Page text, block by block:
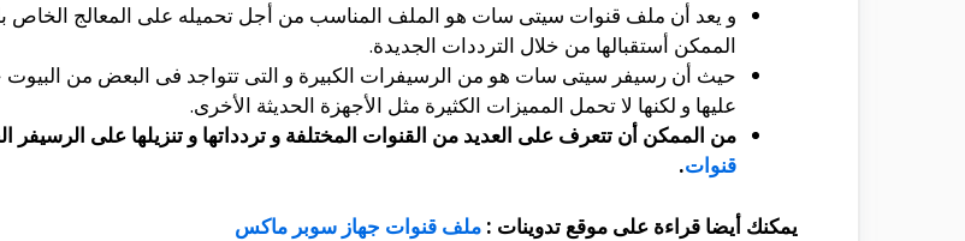
و يعد أن ملف قنوات سيتى سات هو الملف المناسب من أجل تحميله على المعالج الخاص
الممكن أستقبالها من خلال الترددات الجديدة.
حيث أن رسيفر سيتى سات هو من الرسيفرات الكبيرة و التى تتواجد فى البعض من البيوت
عليها و لكنها لا تحمل المميزات الكثيرة مثل الأجهزة الحديثة الأخرى.
من الممكن أن تتعرف على العديد من القنوات المختلفة و تردداتها و تنزيلها على
قنوات.
يمكنك أيضا قراءة على موقع تدوينات : ملف قنوات جهاز سوبر ماكس